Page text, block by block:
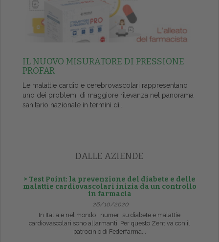
IL NUOVO MISURATORE DI PRESSIONE
PROFAR
Le malattie cardio e cerebrovascolari rappresentano
uno dei problemi di maggiore rilevanza nel panorama
sanitario nazionale in termini di...
DALLE AZIENDE
> Test Point: la prevenzione del diabete e delle
malattie cardiovascolari inizia da un controllo
in farmacia
26/10/2020
In Italia e nel mondo i numeri su diabete e malattie
cardiovascolari sono allarmanti. Per questo Zentiva con il
patrocinio di Federfarma...